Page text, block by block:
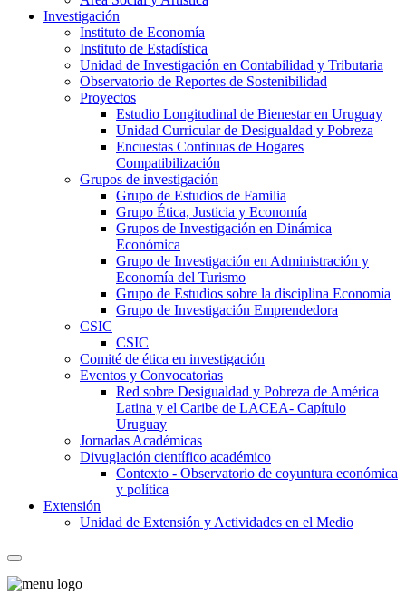
Investigación
Instituto de Economía
Instituto de Estadística
Unidad de Investigación en Contabilidad y Tributaria
Observatorio de Reportes de Sostenibilidad
Proyectos
Estudio Longitudinal de Bienestar en Uruguay
Unidad Curricular de Desigualdad y Pobreza
Encuestas Continuas de Hogares
Compatibilización
Grupos de investigación
Grupo de Estudios de Familia
Grupo Ética, Justicia y Economía
Grupos de Investigación en Dinámica
Económica
Grupo de Investigación en Administración y
Economía del Turismo
Grupo de Estudios sobre la disciplina Economía
Grupo de Investigación Emprendedora
CSIC
CSIC
Comité de ética en investigación
Eventos y Convocatorias
Red sobre Desigualdad y Pobreza de América
Latina y el Caribe de LACEA- Capítulo
Uruguay
Jornadas Académicas
Divuglación científico académico
Contexto - Observatorio de coyuntura económica
y política
Extensión
Unidad de Extensión y Actividades en el Medio